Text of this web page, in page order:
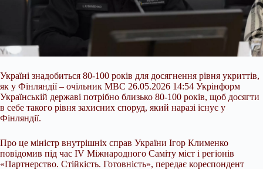
Україні знадобиться 80-100 років для досягнення рівня укриттів,
як у Фінляндії – очільник МВС 26.05.2026 14:54 Укрінформ
Українській державі потрібно близько 80-100 років, щоб досягти
в себе такого рівня захисних споруд, який наразі існує у
Фінляндії.
Про це міністр внутрішніх справ України Ігор Клименко
повідомив під час IV Міжнародного Саміту міст і регіонів
«Партнерство. Стійкість. Готовність», передає кореспондент